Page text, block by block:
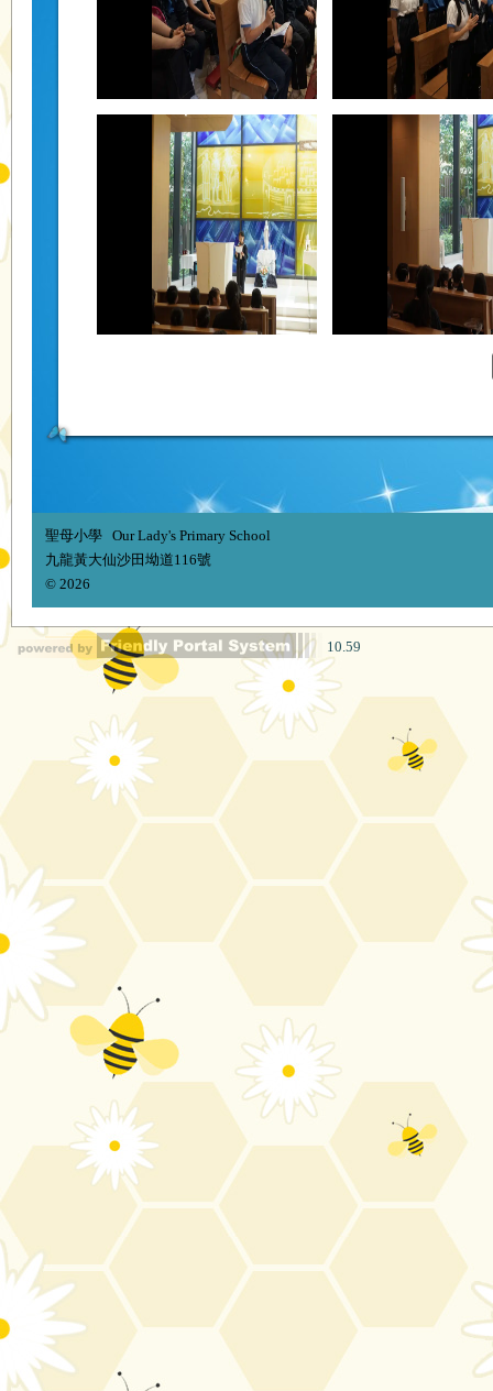
聖母小學 Our Lady's Primary School
九龍黃大仙沙田坳道116號
© 2026
10.59